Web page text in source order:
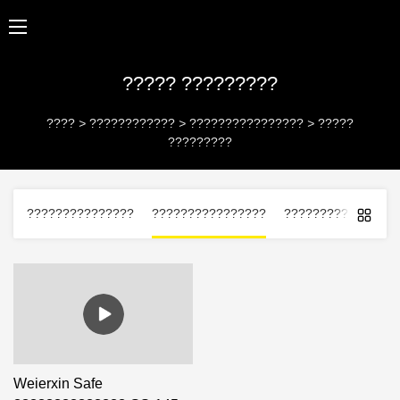
????? ?????????
???? > ???????????? > ???????????????? > ?????
?????????
??????????????? ???????????????? ??????????
Weierxin Safe